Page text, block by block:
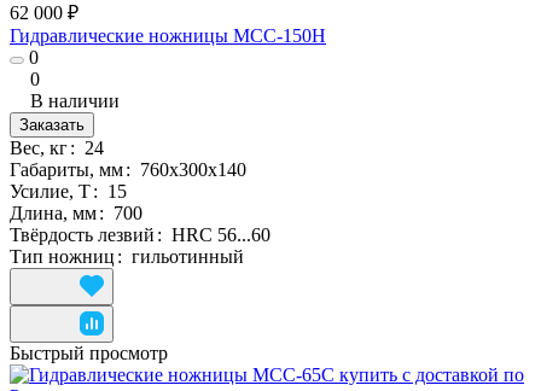
62 000 ₽
Гидравлические ножницы MCC-150H
0
0
В наличии
Заказать
Вес, кг: 24
Габариты, мм: 760х300х140
Усилие, Т: 15
Длина, мм: 700
Твёрдость лезвий : HRC 56...60
Тип ножниц : гильотинный
Быстрый просмотр